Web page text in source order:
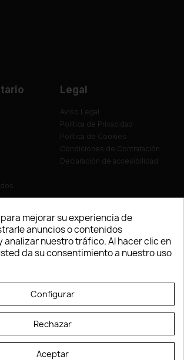
Legal
Aviso Legal
Política de Privacidad
Política de Cookies
Condiciones de Contratación
Declaración de accesibilidad
© LEVELPRINT - 2026
mejorar su experiencia de
anuncios o contenidos
analizar nuestro tráfico. Al hacer clic en
da su consentimiento a nuestro uso
Configurar
Rechazar
Aceptar